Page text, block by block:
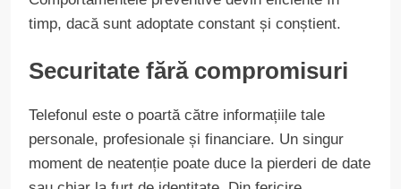
timp, dacă sunt adoptate constant și conștient.
Securitate fără compromisuri
Telefonul este o poartă către informațiile tale
personale, profesionale și financiare. Un singur
moment de neatenție poate duce la pierderi de date